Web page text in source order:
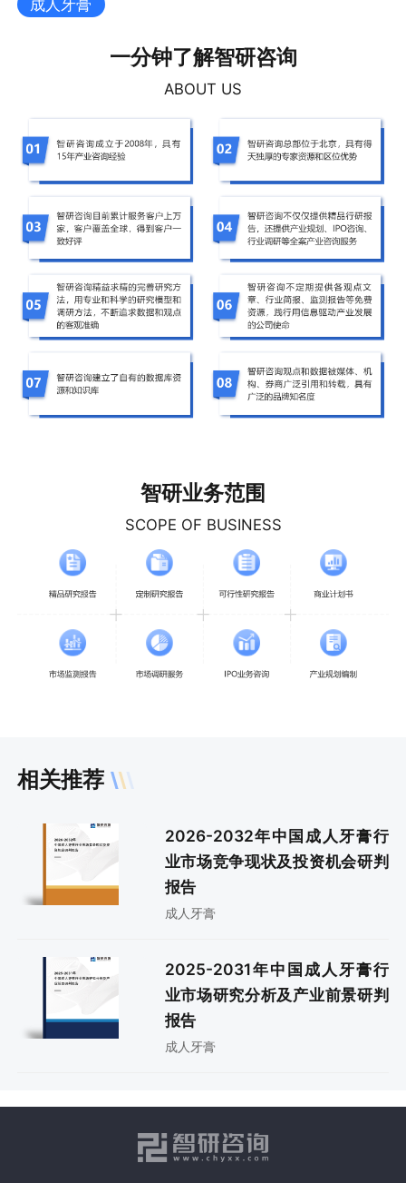
成人牙膏
一分钟了解智研咨询
ABOUT US
智研业务范围
SCOPE OF BUSINESS
相关推荐
2026-2032年中国成人牙膏行
业市场竞争现状及投资机会研判
报告
成人牙膏
2025-2031年中国成人牙膏行
业市场研究分析及产业前景研判
报告
成人牙膏